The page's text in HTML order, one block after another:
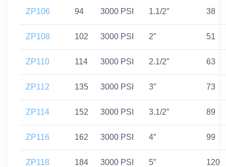
ZP106 94 3000 PSI 1.1/2″ 38
ZP108 102 3000 PSI 2″ 51
ZP110 114 3000 PSI 2.1/2″ 63
ZP112 135 3000 PSI 3″ 73
ZP114 152 3000 PSI 3.1/2″ 89
ZP116 162 3000 PSI 4″ 99
ZP118 184 3000 PSI 5″ 120